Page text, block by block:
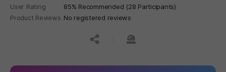
User Rating
85% Recommended (28 Participants)
Product Reviews No registered reviews
공유하기신고하기